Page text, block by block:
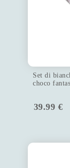
Set di
choco
39.99 €